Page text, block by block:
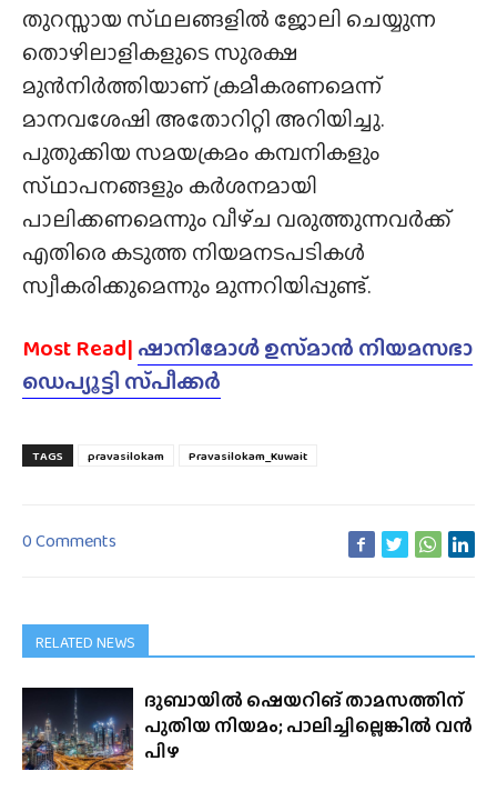
തുറസ്സായ സ്‌ഥലങ്ങളിൽ ജോലി ചെയ്യുന്ന
തൊഴിലാളികളുടെ സുരക്ഷ
മുൻനിർത്തിയാണ് ക്രമീകരണമെന്ന്
മാനവശേഷി അതോറിറ്റി അറിയിച്ചു.
പുതുക്കിയ സമയക്രമം കമ്പനികളും
സ്‌ഥാപനങ്ങളും കർശനമായി
പാലിക്കണമെന്നും വീഴ്‌ച വരുത്തുന്നവർക്ക്
എതിരെ കടുത്ത നിയമനടപടികൾ
സ്വീകരിക്കുമെന്നും മുന്നറിയിപ്പുണ്ട്.
Most Read| ഷാനിമോൾ ഉസ്‌മാൻ നിയമസഭാ
ഡെപ്യൂട്ടി സ്‌പീക്കർ
TAGS pravasilokam Pravasilokam_Kuwait
0 Comments
RELATED NEWS
ദുബായിൽ ഷെയറിങ് താമസത്തിന്
പുതിയ നിയമം; പാലിച്ചില്ലെങ്കിൽ വൻ
പിഴ